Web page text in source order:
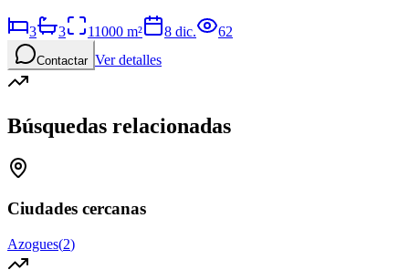
3 3 11000 m² 8 dic. 62
Contactar Ver detalles
Búsquedas relacionadas
Ciudades cercanas
Azogues(2)